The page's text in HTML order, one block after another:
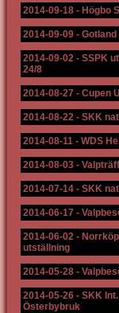
2014-09-18 - Högbo
2014-09-09 - Gotland
2014-09-02 - SSPK
24/8
2014-08-27 - Cupen
2014-08-22 - SKK
2014-08-11 - WDS
2014-08-03 - Valpträff
2014-07-14 - SKK
2014-06-17 -
2014-06-02 -
utställning
2014-05-28 -
2014-05-26 - SKK
Österbybruk